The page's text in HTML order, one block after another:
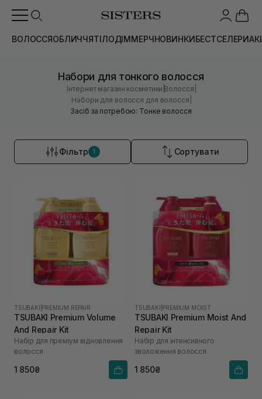
ВОЛОССЯОБЛИЧЧЯТІЛОДІММЕРЧНОВИНКИБЕСТСЕЛЕРИ
Набори для тонкого волосся
Інтернет магазин косметики |Волосся
Набори для волосся для волосся
Засіб за потребою: Тонке волосся
Фільтр 1 Сортувати
TSUBAKI PREMIUM REPAIR
TSUBAKI Premium Volume
And Repair Kit
Набір для преміум відновлення
волосся
1 850₴
TSUBAKI PREMIUM MOIST
TSUBAKI Premium Moist And
Repair Kit
Набір для інтенсивного
зволоження волосся
1 850₴